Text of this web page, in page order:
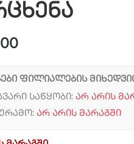
ფილიალების
საწყობი: არ არის
არ არის მარაგში